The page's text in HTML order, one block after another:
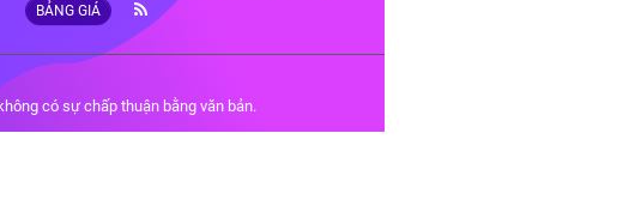
BẢNG GIÁ
có sự chấp thuận bằng văn bản.